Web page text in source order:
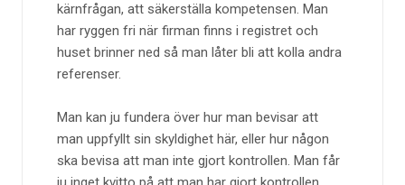
kärnfrågan, att säkerställa kompetensen. Man
har ryggen fri när firman finns i registret och
huset brinner ned så man låter bli att kolla andra
referenser.
Man kan ju fundera över hur man bevisar att
man uppfyllt sin skyldighet här, eller hur någon
ska bevisa att man inte gjort kontrollen. Man får